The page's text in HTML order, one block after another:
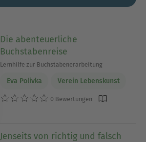
Die abenteuerliche
Buchstabenreise
Lernhilfe zur Buchstabenerarbeitung
Eva Polivka Verein Lebenskunst
0 Bewertungen
Jenseits von richtig und falsch